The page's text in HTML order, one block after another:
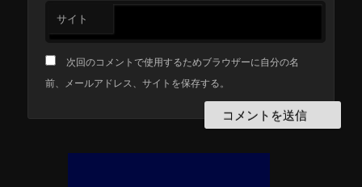
サイト
次回のコメントで使用するためブラウザーに自分の名
前、メールアドレス、サイトを保存する。